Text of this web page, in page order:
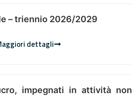
– triennio 2026/2029
dettagli
impegnati in attività non